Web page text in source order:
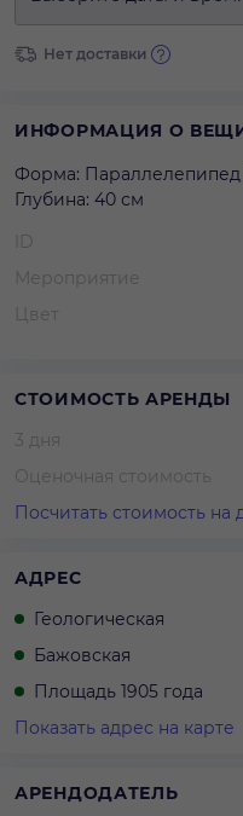
Нет доставки
ИНФОРМАЦИЯ О
Форма: Параллелепипед
Глубина: 40 см
ID
Мероприятие
Цвет
СТОИМОСТЬ АРЕНДЫ
3 дня
Оценочная стоимость
Посчитать стоимость на
АДРЕС
Геологическая
Бажовская
Площадь 1905 года
Показать адрес на карте
АРЕНДОДАТЕЛЬ